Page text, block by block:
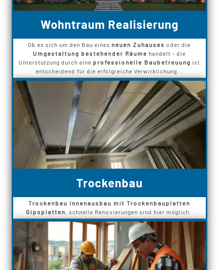
Wohntraum Realisierung
Ob es sich um den Bau eines neuen Zuhauses oder die
Umgestaltung bestehender Räume handelt – die
Unterstützung durch eine professionelle Baubetreuung ist
entscheidend für die erfolgreiche Verwirklichung...
Trockenbau
Trockenbau Innenausbau mit Trockenbauplatten
Gipsplatten , schnelle Renovierungen sind hier möglich.